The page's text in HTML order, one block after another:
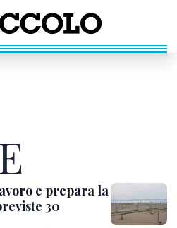
e prepara la
30